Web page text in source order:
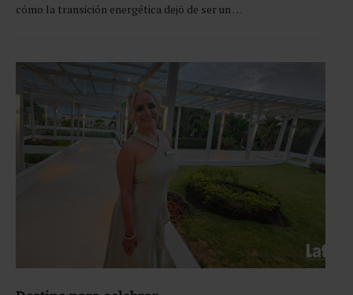
cómo la transición energética dejó de ser un …